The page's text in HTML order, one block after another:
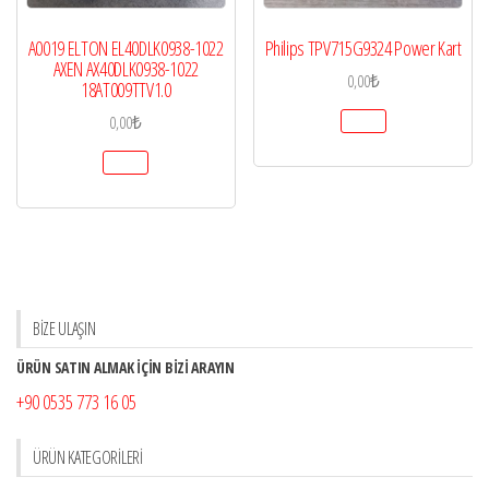
A0019 ELTON EL40DLK0938-1022
AXEN AX40DLK0938-1022
18AT009TTV1.0
0,00₺
Philips TPV715G9324 Power Kart
0,00₺
BİZE ULAŞIN
ÜRÜN SATIN ALMAK İÇİN BİZİ ARAYIN
+90 0535 773 16 05
ÜRÜN KATEGORILERI